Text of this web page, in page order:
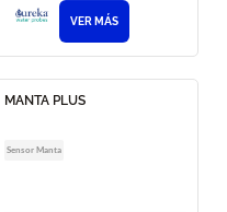
VER MÁS
MANTA PLUS
Sensor Manta